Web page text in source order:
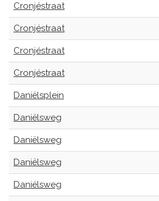
Cronjéstraat
Cronjéstraat
Cronjéstraat
Cronjéstraat
Daniëlsplein
Daniëlsweg
Daniëlsweg
Daniëlsweg
Daniëlsweg